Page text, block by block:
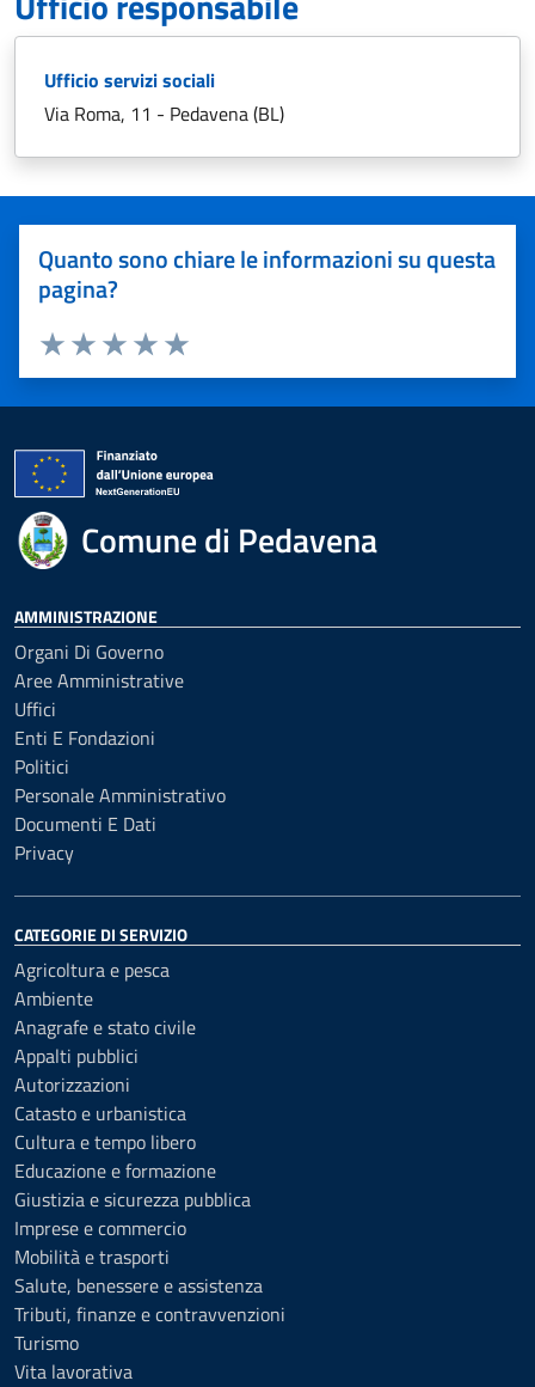
Ufficio servizi sociali
Via Roma, 11 - Pedavena (BL)
Quanto sono chiare le informazioni su questa
pagina?
Valuta 5 stelle su 5
Valuta 4 stelle su 5
Valuta 3 stelle su 5
Valuta 2 stelle su 5
Valuta 1 stelle su 5
Comune di Pedavena
AMMINISTRAZIONE
Organi Di Governo
Aree Amministrative
Uffici
Enti E Fondazioni
Politici
Personale Amministrativo
Documenti E Dati
Privacy
CATEGORIE DI SERVIZIO
Agricoltura e pesca
Ambiente
Anagrafe e stato civile
Appalti pubblici
Autorizzazioni
Catasto e urbanistica
Cultura e tempo libero
Educazione e formazione
Giustizia e sicurezza pubblica
Imprese e commercio
Mobilità e trasporti
Salute, benessere e assistenza
Tributi, finanze e contravvenzioni
Turismo
Vita lavorativa